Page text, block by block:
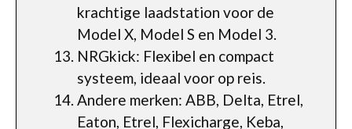
krachtige laadstation voor de
Model X, Model S en Model 3.
NRGkick: Flexibel en compact
systeem, ideaal voor op reis.
Andere merken: ABB, Delta, Etrel,
Eaton, Etrel, Flexicharge, Keba,